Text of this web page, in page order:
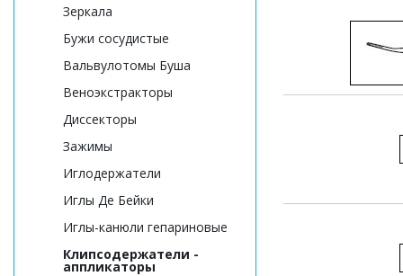
Зеркала
Бужи сосудистые
Вальвулотомы Буша
Веноэкстракторы
Диссекторы
Зажимы
Иглодержатели
Иглы Де Бейки
Иглы-канюли гепариновые
Клипсодержатели -
аппликаторы